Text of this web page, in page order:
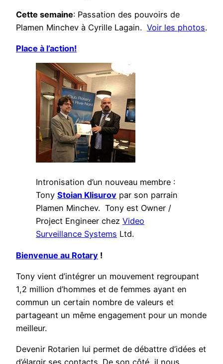
Cette semaine: Passation des pouvoirs de
Plamen Minchev à Cyrille Lagain. Voir les photos.
Place à l’action!
Intronisation d’un nouveau membre :
Tony Stoian Klisurov par son parrain
Plamen Minchev. Tony est Owner /
Project Engineer chez Video
Surveillance Systems Ltd.
Bienvenue au Rotary !
Tony vient d’intégrer un mouvement regroupant
1,2 million d’hommes et de femmes ayant en
commun un certain nombre de valeurs et
partageant un même engagement pour un monde
meilleur.
Devenir Rotarien lui permet de débattre d’idées et